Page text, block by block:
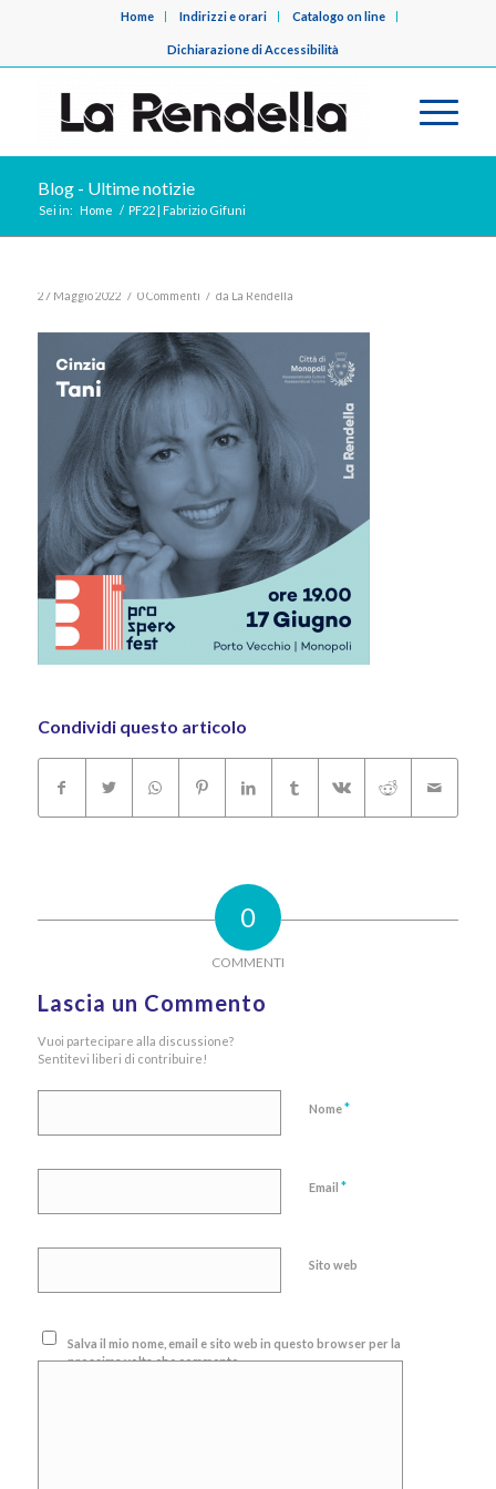
Home Indirizzi e orari Catalogo on line
Dichiarazione di Accessibilità
Blog - Ultime notizie
Sei in: Home / PF22 | Fabrizio Gifuni
27 Maggio 2022 / 0 Commenti / da La Rendella
Condividi questo articolo
0
COMMENTI
Lascia un Commento
Vuoi partecipare alla discussione?
Sentitevi liberi di contribuire!
Nome*
Email *
Sito web
Salva il mio nome, email e sito web in questo browser per la
prossima volta che commento.